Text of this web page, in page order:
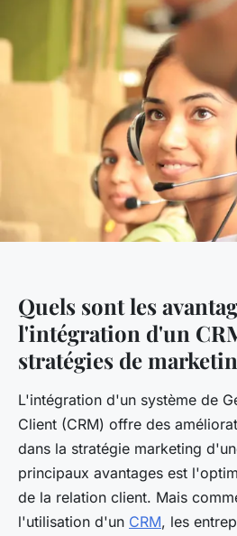
Quels sont les
l'intégration d'un
stratégies de
L'intégration d'un système de
Client (CRM) offre des
dans la stratégie marketing
principaux avantages est
de la relation client. Mais
l'utilisation d'un CRM, les